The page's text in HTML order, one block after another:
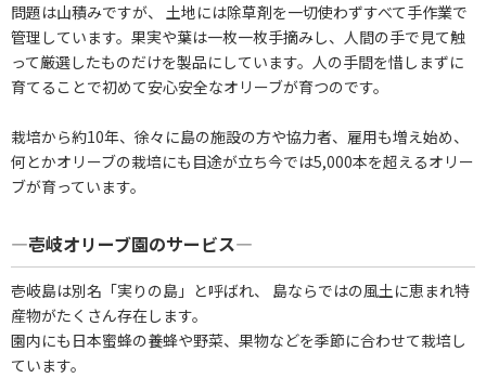
問題は山積みですが、 土地には除草剤を一切使わずすべて手作業で
管理しています。果実や葉は一枚一枚手摘みし、人間の手で見て触
って厳選したものだけを製品にしています。人の手間を惜しまずに
育てることで初めて安心安全なオリーブが育つのです。
栽培から約10年、徐々に島の施設の方や協力者、雇用も増え始め、
何とかオリーブの栽培にも目途が立ち今では5,000本を超えるオリー
ブが育っています。
―壱岐オリーブ園のサービス―
壱岐島は別名「実りの島」と呼ばれ、 島ならではの風土に恵まれ特
産物がたくさん存在します。
園内にも日本蜜蜂の養蜂や野菜、果物などを季節に合わせて栽培し
ています。